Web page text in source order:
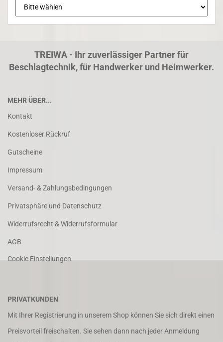
TREIWA - Ihr zuverlässiger Partner für
Beschlagtechnik, für Handwerker und Heimwerker.
MEHR ÜBER...
Kontakt
Kostenloser Rückruf
Gutscheine
Impressum
Versand- & Zahlungsbedingungen
Privatsphäre und Datenschutz
Widerrufsrecht & Widerrufsformular
AGB
Cookie Einstellungen
PRIVATKUNDEN
Mit Ihrer Registrierung in unserem Shop können Sie sich direkt einen
Preisvorteil freischalten. Sie sehen dann nach jeder Anmeldung